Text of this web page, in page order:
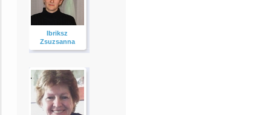
Ibriksz
Zsuzsanna